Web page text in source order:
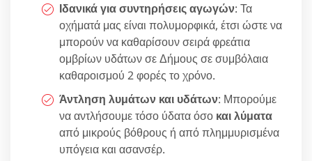
Ιδανικά για συντηρήσεις αγωγών: Τα
οχήματά μας είναι πολυμορφικά, έτσι ώστε να
μπορούν να καθαρίσουν σειρά φρεάτια
ομβρίων υδάτων σε Δήμους σε συμβόλαια
καθαροισμού 2 φορές το χρόνο.
Άντληση λυμάτων και υδάτων: Μπορούμε
να αντλήσουμε τόσο ύδατα όσο και λύματα
από μικρούς βόθρους ή από πλημμυρισμένα
υπόγεια και ασανσέρ.